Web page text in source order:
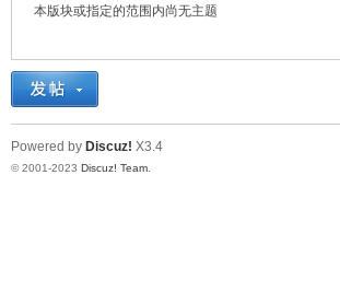
本版块或指定的范围内尚无主题
Powered by Discuz! X3.4
© 2001-2023 Discuz! Team.